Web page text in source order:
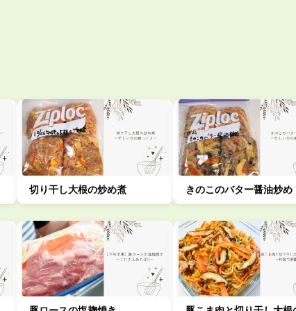
切り干し大根の炒め煮 きのこのバター醤油炒め